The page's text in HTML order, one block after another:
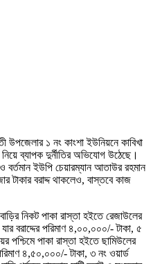
১ নং কাংশা ইউনিয়নে কাবিখা
ব্যাপক দুর্নীতির অভিযোগ উঠেছে।
বর্তমান ইউপি চেয়ারম্যান আতাউর রহমান
টাকার বরাদ্দ থাকলেও, বাস্তবে কাজ
নিকট পাকা রাস্তা হইতে রেজাউলের
যার বরাদ্দের পরিমাণ ৪,০০,০০০/- টাকা, ৫
পশ্চিমে পাকা রাস্তা হইতে ছামিউলের
পরিমাণ ৪,৫০,০০০/- টাকা, ৩ নং ওয়ার্ড